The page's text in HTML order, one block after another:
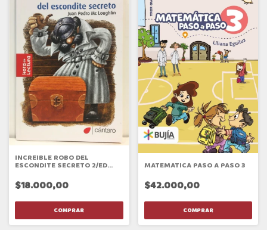
INCREIBLE ROBO DEL
ESCONDITE SECRETO 2/ED
$18.000,00
MATEMATICA PASO A PASO 3
$42.000,00